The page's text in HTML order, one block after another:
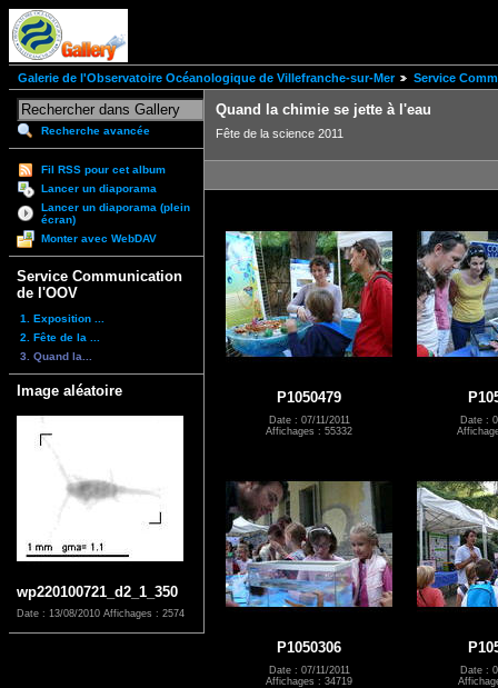
Galerie de l'Observatoire Océanologique de Villefranche-sur-Mer Service
Recherche avancée
Fil RSS pour cet album
Lancer un diaporama
Lancer un diaporama (plein
écran)
Monter avec WebDAV
Service Communication
de l'OOV
1. Exposition ...
2. Fête de la ...
3. Quand la...
Image aléatoire
wp220100721_d2_1_350
Date : 13/08/2010 Affichages : 2574
Quand la chimie se jette à l'eau
Fête de la science 2011
P1050479
Date : 07/11/2011
Affichages : 55332
Date :
P1050306
Date : 07/11/2011
Affichages : 34719
Date :